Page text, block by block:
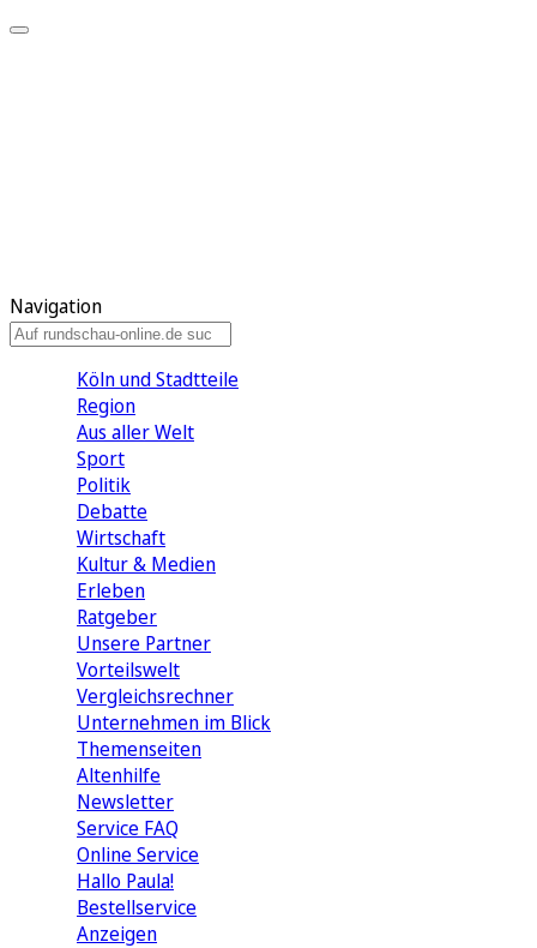
Navigation
Köln und Stadtteile
Region
Aus aller Welt
Sport
Politik
Debatte
Wirtschaft
Kultur & Medien
Erleben
Ratgeber
Unsere Partner
Vorteilswelt
Vergleichsrechner
Unternehmen im Blick
Themenseiten
Altenhilfe
Newsletter
Service FAQ
Online Service
Hallo Paula!
Bestellservice
Anzeigen